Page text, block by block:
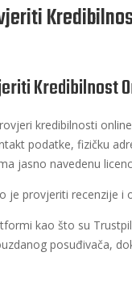
Kredibilnost
kredibilnosti
podatke, fizičku
jasno navedenu
je provjeriti recenzije i
kao što su
posuđivača,